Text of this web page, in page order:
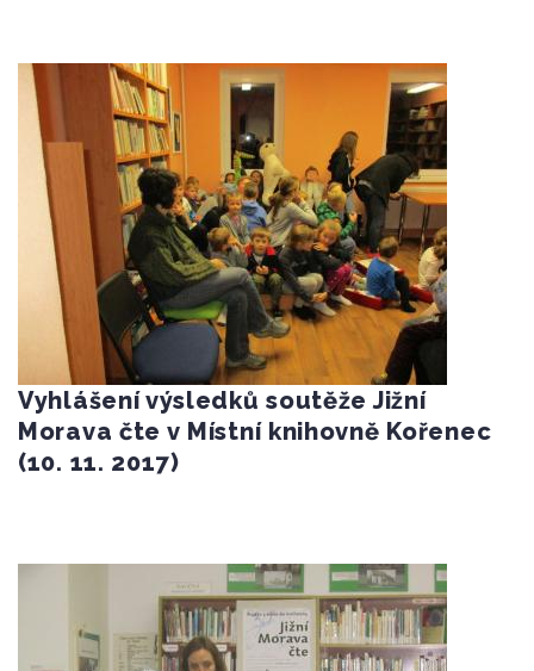
Vyhlášení výsledků soutěže Jižní
Morava čte v Místní knihovně Kořenec
(10. 11. 2017)